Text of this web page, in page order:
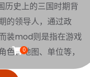
0
史上的三国时期背
的领导人，通过政
装mod则是指在游戏
、地图、单位等，